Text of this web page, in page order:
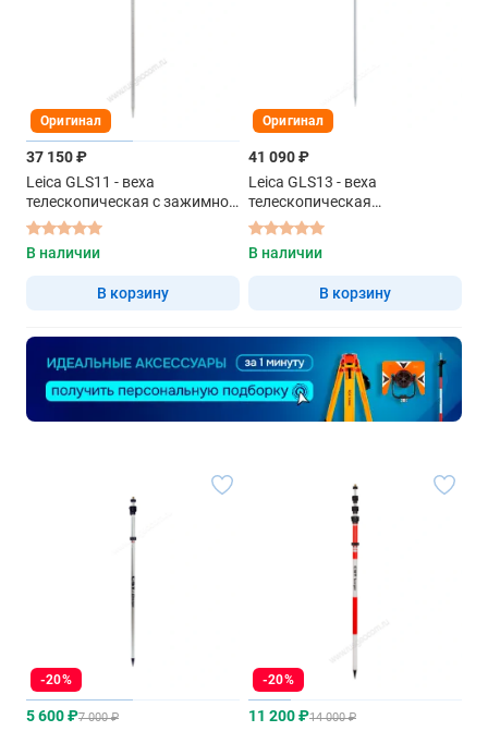
Оригинал
37 150 ₽
Leica GLS11 - веха
телескопическая с зажимной
кнопкой 2.15м
В наличии
В корзину
Оригинал
41 090 ₽
Leica GLS13 - веха
телескопическая
алюминевая 2м
В наличии
В корзину
-20%
5 600 ₽7 000 ₽
-20%
11 200 ₽14 000 ₽